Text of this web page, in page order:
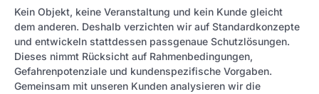
Kein Objekt, keine Veranstaltung und kein Kunde gleicht
dem anderen. Deshalb verzichten wir auf Standardkonzepte
und entwickeln stattdessen passgenaue Schutzlösungen.
Dieses nimmt Rücksicht auf Rahmenbedingungen,
Gefahrenpotenziale und kundenspezifische Vorgaben.
Gemeinsam mit unseren Kunden analysieren wir die